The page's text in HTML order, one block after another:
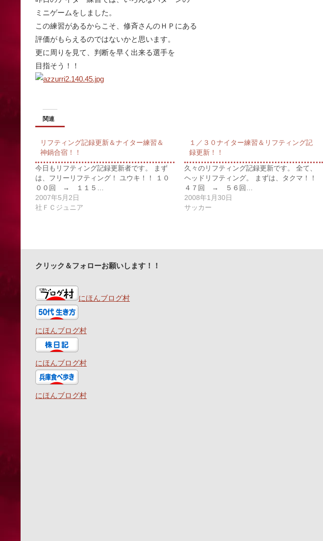
ミニゲームをしました。
この練習があるからこそ、修斉さんのＨＰにある
評価がもらえるのではないかと思います。
更に周りを見て、判断を早く出来る選手を
目指そう！！
関連
リフティング記録更新＆ナイター練習＆
神鍋合宿！！
今日もリフティング記録更新者です。 まず
は、フリーリフティング！ ユウキ！！ １０
００回 → １１５…
2007年5月2日
社ＦＣジュニア
１／３０ナイター練習＆リフティング記
録更新！！
久々のリフティング記録更新です。 全て、
ヘッドリフティング。 まずは、タクマ！！
４７回 → ５６回…
2008年1月30日
サッカー
クリック＆フォローお願いします！！
にほんブログ村
にほんブログ村
にほんブログ村
にほんブログ村